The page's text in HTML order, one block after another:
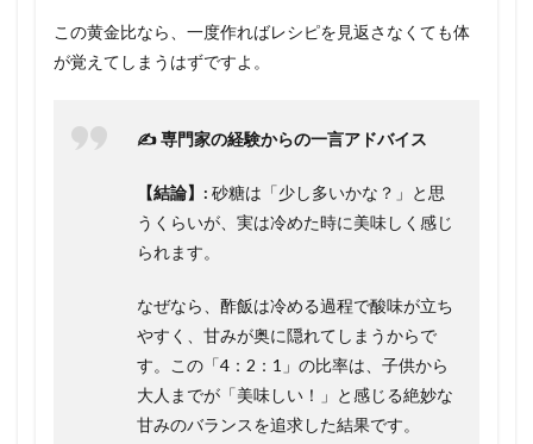
この黄金比なら、一度作ればレシピを見返さなくても体
が覚えてしまうはずですよ。
✍️ 専門家の経験からの一言アドバイス
【結論】: 砂糖は「少し多いかな？」と思
うくらいが、実は冷めた時に美味しく感じ
られます。
なぜなら、酢飯は冷める過程で酸味が立ち
やすく、甘みが奥に隠れてしまうからで
す。この「4：2：1」の比率は、子供から
大人までが「美味しい！」と感じる絶妙な
甘みのバランスを追求した結果です。